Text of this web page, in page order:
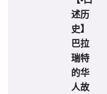
述历
史】
巴拉
瑞特
的华
人故